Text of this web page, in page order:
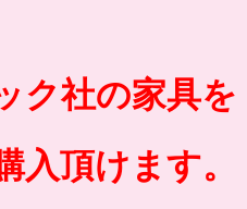
ク社の家具を
入頂けます。